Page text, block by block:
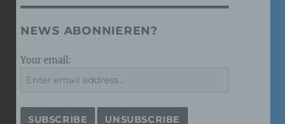
NEWS ABONNIEREN?
Your email: